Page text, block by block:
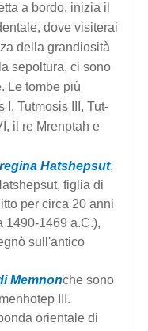
a bordo, inizia il
dove visiterai
della grandiosità
sepoltura, ci sono
Le tombe più
I, Tutmosis III, Tut-
il re Mrenptah e
Hatshepsut,
figlia di
per circa 20 anni
1490-1469 a.C.),
sull'antico
Memnonche sono
III.
orientale di